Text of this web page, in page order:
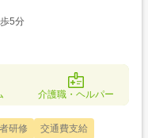
5分
介護職・ヘルパー
研修
交通費支給